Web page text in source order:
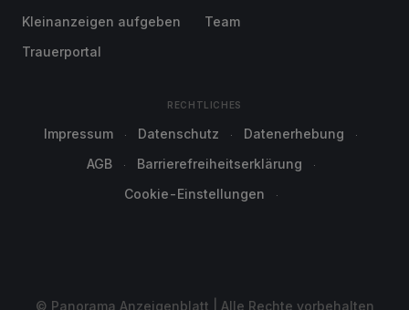
Kleinanzeigen aufgeben
Trauerportal
Team
RECHTLICHES
Impressum Datenschutz
Datenerhebung
AGB
Barrierefreiheitserklärung
Cookie-Einstellungen
© Panorama Anzeigenblatt | Alle Rechte vorbehalten